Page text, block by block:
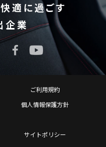
適に過ごす
企業
ご利用規約
個人情報保護方針
サイトポリシー